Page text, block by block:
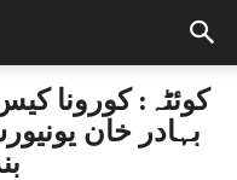
کوئٹہ: کورونا